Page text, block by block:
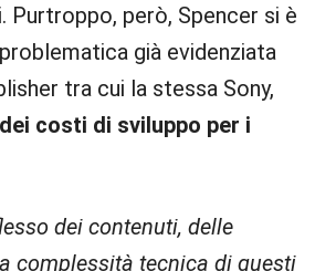
però, Spencer si è
già evidenziata
tra cui la stessa Sony,
costi di sviluppo per i
dei contenuti, delle
complessità tecnica di questi